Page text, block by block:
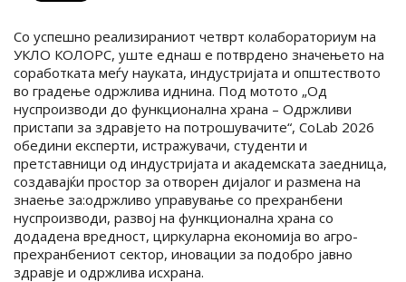
Со успешно реализираниот четврт колабораториум на
УКЛО КОЛОРС, уште еднаш е потврдено значењето на
соработката меѓу науката, индустријата и општеството
во градење одржлива иднина. Под мотото „Од
нуспроизводи до функционална храна – Одржливи
пристапи за здравјето на потрошувачите“, CoLab 2026
обедини експерти, истражувачи, студенти и
претставници од индустријата и академската заедница,
создавајќи простор за отворен дијалог и размена на
знаење за:одржливо управување со прехранбени
нуспроизводи, развој на функционална храна со
додадена вредност, циркуларна економија во агро-
прехранбениот сектор, иновации за подобро јавно
здравје и одржлива исхрана.